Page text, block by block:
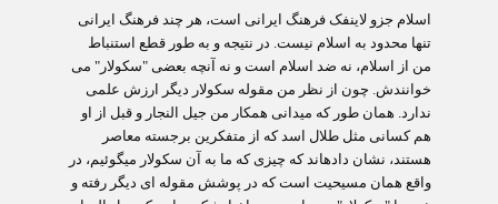
اسلام جزو لاینفک فرهنگ ایرانی است، هر چند فرهنگ ایرانی
تنها محدود به اسلام نیست. در نتیجه و به طور قطع استنباط
من از اسلام‏، نه ضد اسلام است و نه آنچه بعضی "سکولار" می
خوانندش. چون از نظر من مقوله سکولار دیگر ارزش علمی
ندارد. همان طور که می‏دانی همکار من جیل النجار و قبل از او
هم کسانی مثل طلال اسد که از متفکرین برجسته‏ معاصر
هستند، نشان داده‏اند که چیزی که ما به آن سکولار می‏گوئیم، در
واقع همان مسیحیت است که در پوشش مقوله ای دیگر رفته و